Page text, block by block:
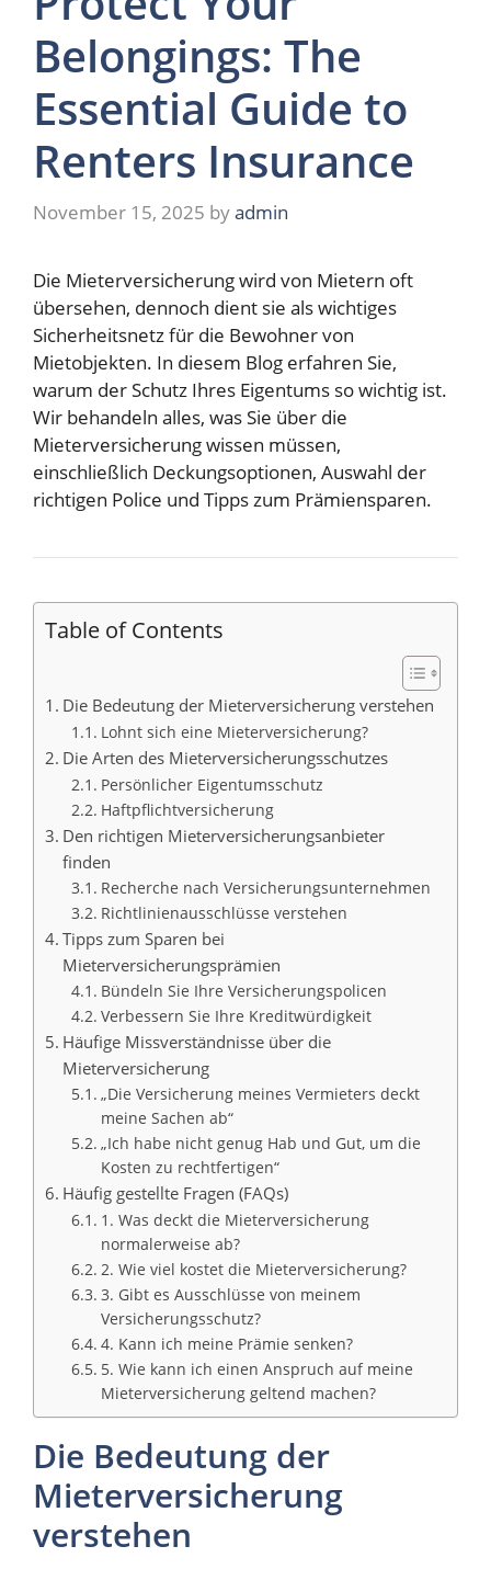
Belongings: The
Essential Guide to
Renters Insurance
November 15, 2025 byadmin
Die Mieterversicherung wird von Mietern oft
übersehen, dennoch dient sie als wichtiges
Sicherheitsnetz für die Bewohner von
Mietobjekten. In diesem Blog erfahren Sie,
warum der Schutz Ihres Eigentums so wichtig ist.
Wir behandeln alles, was Sie über die
Mieterversicherung wissen müssen,
einschließlich Deckungsoptionen, Auswahl der
richtigen Police und Tipps zum Prämiensparen.
Table of Contents
Die Bedeutung der Mieterversicherung verstehen
Lohnt sich eine Mieterversicherung?
Die Arten des Mieterversicherungsschutzes
Persönlicher Eigentumsschutz
Haftpflichtversicherung
Den richtigen Mieterversicherungsanbieter
finden
Recherche nach Versicherungsunternehmen
Richtlinienausschlüsse verstehen
Tipps zum Sparen bei
Mieterversicherungsprämien
Bündeln Sie Ihre Versicherungspolicen
Verbessern Sie Ihre Kreditwürdigkeit
Häufige Missverständnisse über die
Mieterversicherung
„Die Versicherung meines Vermieters deckt
meine Sachen ab“
„Ich habe nicht genug Hab und Gut, um die
Kosten zu rechtfertigen“
Häufig gestellte Fragen (FAQs)
1. Was deckt die Mieterversicherung
normalerweise ab?
2. Wie viel kostet die Mieterversicherung?
3. Gibt es Ausschlüsse von meinem
Versicherungsschutz?
4. Kann ich meine Prämie senken?
5. Wie kann ich einen Anspruch auf meine
Mieterversicherung geltend machen?
Die Bedeutung der
Mieterversicherung
verstehen